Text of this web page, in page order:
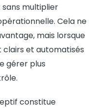
multiplier
Cela ne
mais lorsque
clairs et automatisés
gérer plus
constitue